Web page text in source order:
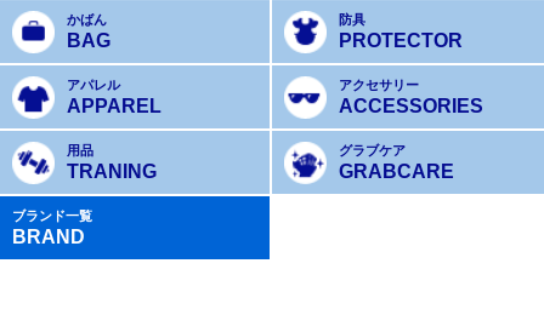
かばん
BAG
防具
PROTECTOR
アパレル
APPAREL
アクセサリー
ACCESSORIES
用品
TRANING
グラブケア
GRABCARE
ブランド一覧
BRAND